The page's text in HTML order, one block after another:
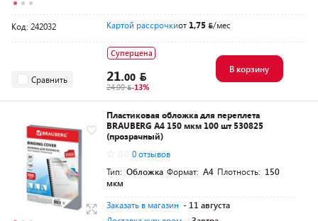
Код: 242032 Картой рассрочкиот 1,75 /мес
Сравнить
Суперцена
21.00
24.00 -13%
В корзину
Пластиковая обложка для переплета
BRAUBERG A4 150 мкм 100 шт 530825
(прозрачный)
0 отзывов
Тип: Обложка Формат: A4 Плотность: 150
мкм
Заказать в магазин - 11 августа